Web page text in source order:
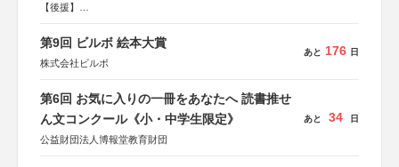
【後援】
会、森林火災対策協会
第9回 ビルボ 絵本大賞
株式会社ビルボ
あと 176 日
第6回 お気に入りの一冊をあなたへ 読書推せ
ん文コンクール《小・中学生限定》
公益財団法人博報堂教育財団
あと 34 日